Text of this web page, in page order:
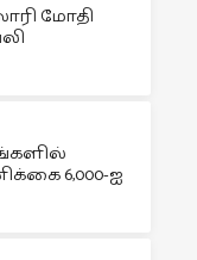
மோதி
6,000-ஐ